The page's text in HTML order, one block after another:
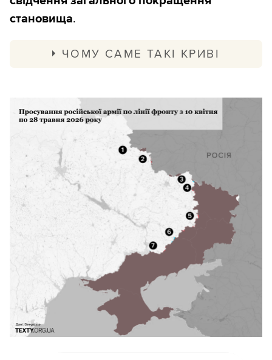
становища.
ЧОМУ САМЕ ТАКІ КРИВІ
ворога регулярно протягом кількох
останніх років. Після минулої публікації
нас прийшло багато критиків, а після
цього ще більше хейтерів. Тому
пояснюємо, чому ми обрали саме такий
тип графіка.
Нам закидають, що «не можна
порівнювати два графіки — на верхньому
накопичення, на нижньому дані
потижнево». Ми вважаємо, що насправді
можна, якщо говорити не про абсолютні
числа верхньої кривої, а про НАХИЛ лінії.
Отже, ми дивимося на темп захоплення